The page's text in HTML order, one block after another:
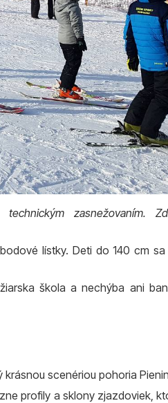
zasnežovaním.
lístky. Deti do 140 cm sa
škola a nechýba ani
scenériou pohoria
profily a sklony zjazdoviek,